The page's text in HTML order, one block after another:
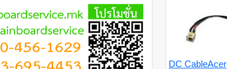
DC CableAcer